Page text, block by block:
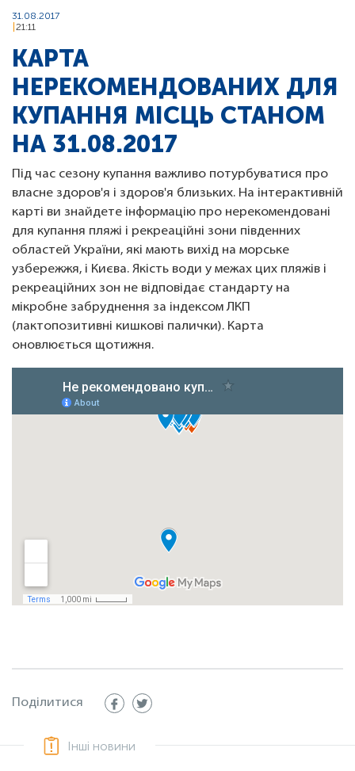
31.08.2017
21:11
КАРТА
НЕРЕКОМЕНДОВАНИХ ДЛЯ
КУПАННЯ МІСЦЬ СТАНОМ
НА 31.08.2017
Під час сезону купання важливо потурбуватися про
власне здоров'я і здоров'я близьких. На інтерактивній
карті ви знайдете інформацію про нерекомендовані
для купання пляжі і рекреаційні зони південних
областей України, які мають вихід на морське
узбережжя, і Києва. Якість води у межах цих пляжів і
рекреаційних зон не відповідає стандарту на
мікробне забруднення за індексом ЛКП
(лактопозитивні кишкові палички). Карта
оновлюється щотижня.
Поділитися
Інші новини